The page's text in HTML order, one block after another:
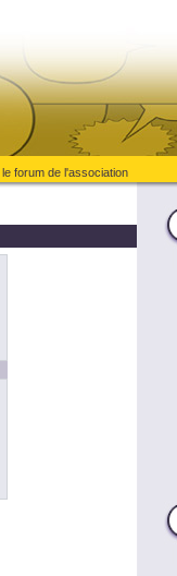
le forum de l'association